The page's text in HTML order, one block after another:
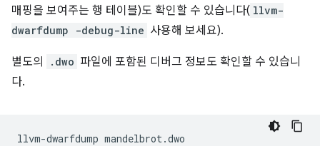
매핑을 보여주는 행 테이블)도 확인할 수 있습니다( llvm-
dwarfdump -debug-line 사용해 보세요).
별도의 .dwo 파일에 포함된 디버그 정보도 확인할 수 있습니
다.
llvm-dwarfdump